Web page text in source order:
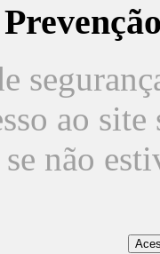
ao
não